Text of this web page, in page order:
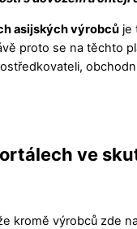
asijských výrobců je
proto se na těchto
ve
kromě výrobců zde